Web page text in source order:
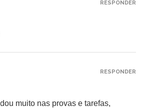
RESPONDER
muito nas provas e tarefas,
RESPONDER